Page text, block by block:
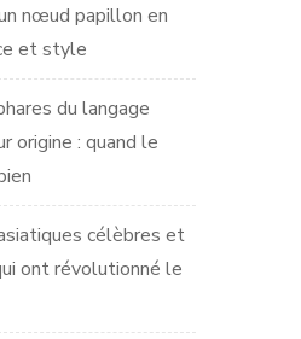
nœud papillon en
et style
du langage
origine : quand le
célèbres et
ont révolutionné le